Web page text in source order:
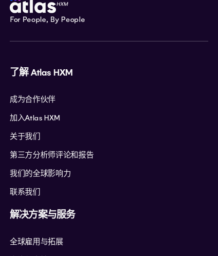
For People, By People
了解 Atlas HXM
成为合作伙伴
加入Atlas HXM
关于我们
第三方分析师评论和报告
我们的全球影响力
联系我们
解决方案与服务
全球雇用与拓展